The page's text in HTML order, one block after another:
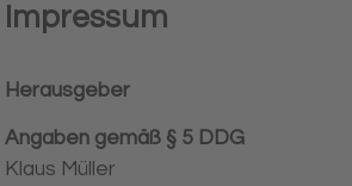
Impressum
Herausgeber
Angaben gemäß § 5 DDG
Klaus Müller